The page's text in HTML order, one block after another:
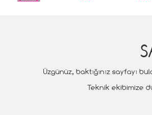
Üzgünüz, baktığınız sayfayı
Teknik ekibimize